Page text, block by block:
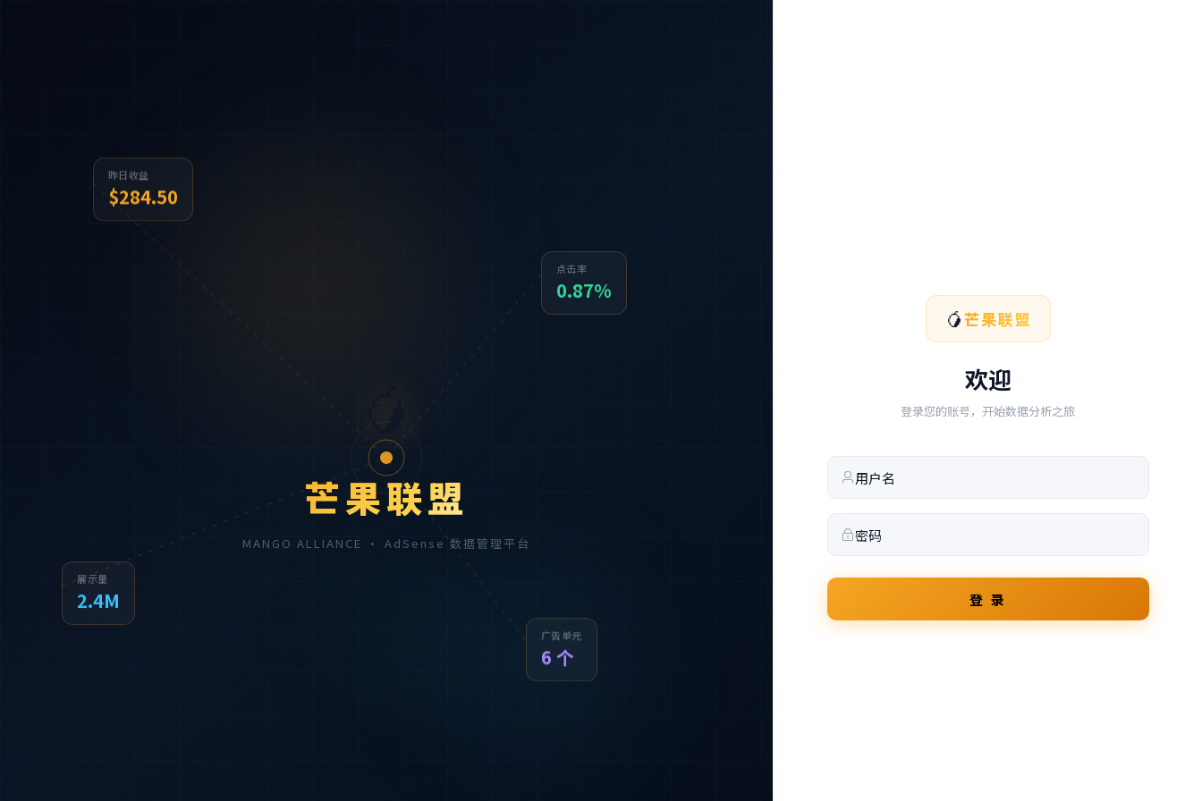
昨日收益
$284.50
展示量
2.4M
点击率
0.87%
广告单元
6 个
🥭
芒果联盟
MANGO ALLIANCE · AdSense 数据管理平台
🥭芒果联盟
欢迎
登录您的账号，开始数据分析之旅
登 录